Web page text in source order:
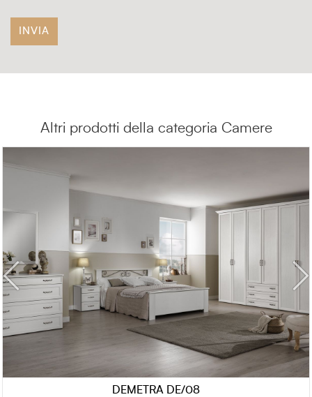
Altri prodotti della categoria Camere
DEMETRA DE/08